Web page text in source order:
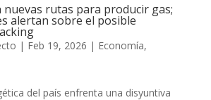
nuevas rutas para producir gas;
alertan sobre el posible
| Feb 19, 2026 | Economía,
del país enfrenta una disyuntiva